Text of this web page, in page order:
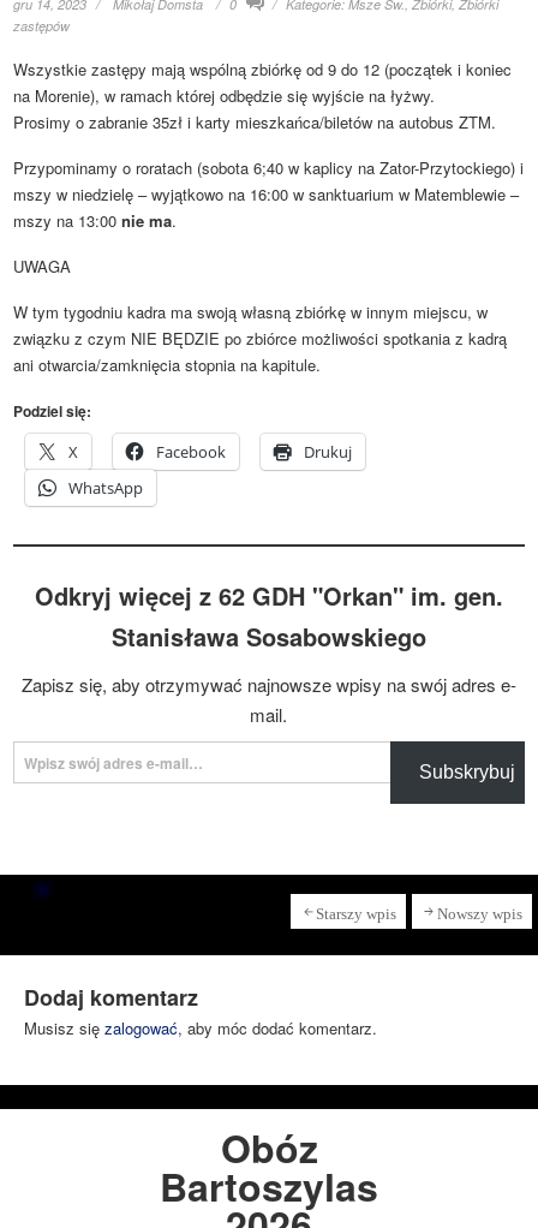
gru 14, 2023 Mikołaj Domsta 0 Kategorie:Msze Św.,Zbiórki,Zbiórki
zastępów
Wszystkie zastępy mają wspólną zbiórkę od 9 do 12 (początek i koniec
na Morenie), w ramach której odbędzie się wyjście na łyżwy.
Prosimy o zabranie 35zł i karty mieszkańca/biletów na autobus ZTM.
Przypominamy o roratach (sobota 6;40 w kaplicy na Zator-Przytockiego) i
mszy w niedzielę – wyjątkowo na 16:00 w sanktuarium w Matemblewie –
mszy na 13:00nie ma.
UWAGA
W tym tygodniu kadra ma swoją własną zbiórkę w innym miejscu, w
związku z czym NIE BĘDZIE po zbiórce możliwości spotkania z kadrą
ani otwarcia/zamknięcia stopnia na kapitule.
Podziel się:
X
Facebook
Drukuj
WhatsApp
Odkryj więcej z 62 GDH "Orkan" im. gen.
Stanisława Sosabowskiego
Zapisz się, aby otrzymywać najnowsze wpisy na swój adres e-
mail.
Wpisz swój adres e-mail…
Subskrybuj
Starszy wpis Nowszy wpis
Dodaj komentarz
Musisz się zalogować, aby móc dodać komentarz.
Obóz
Bartoszylas